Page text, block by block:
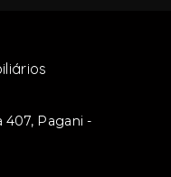
407, Pagani -